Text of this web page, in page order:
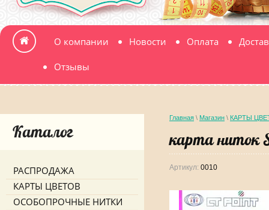
О компании Новости Оплата
Отзывы
Главная \ Магазин \ КАРТЫ
карта ниток
Артикул: 0010
Каталог
РАСПРОДАЖА
КАРТЫ ЦВЕТОВ
ОСОБОПРОЧНЫЕ НИТКИ